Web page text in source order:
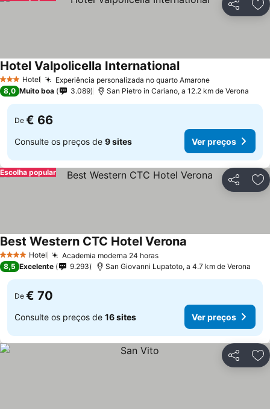
Partilhar
3 EstrelasHotel Experiência personalizada no quarto AmaroneVer preços
Hotel Valpolicella InternationalVer preços
8,0 Muito boa 3.089 San Pietro in Cariano, a 12.2 km de Verona
De € 66
Consulte os preços de 9 sites Ver preços
Partilhar
Escolha popular
4 EstrelasHotel Academia moderna 24 horasVer preços
Best Western CTC Hotel Verona
8,5 Excelente 9.293 San Giovanni Lupatoto, a 4.7 km de Verona
De € 70
Consulte os preços de 16 sites Ver preços
Partilhar